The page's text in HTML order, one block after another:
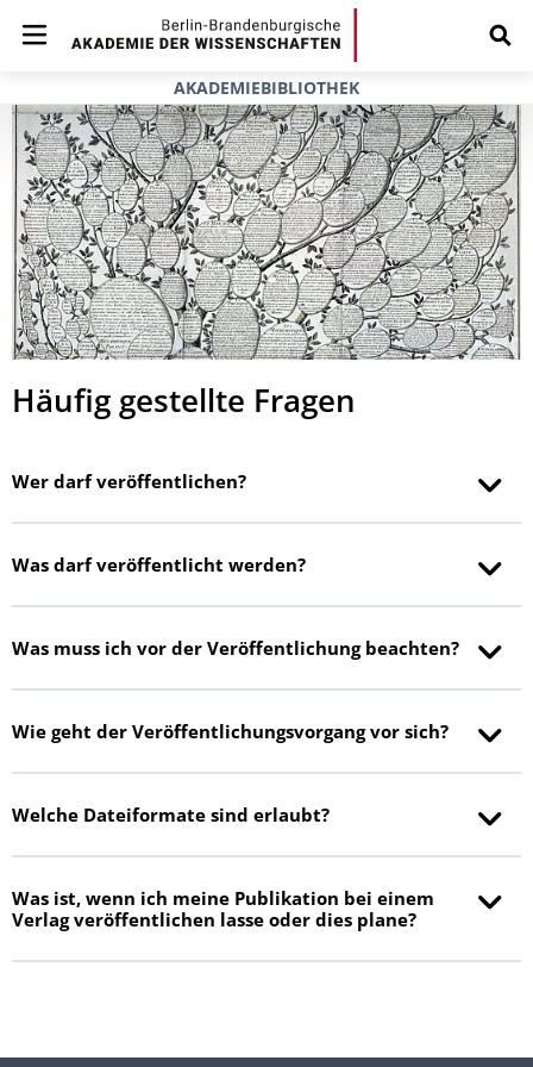
AKADEMIEBIBLIOTHEK
Häufig gestellte Fragen
Wer darf veröffentlichen?
Was darf veröffentlicht werden?
Was muss ich vor der Veröffentlichung beachten?
Wie geht der Veröffentlichungsvorgang vor sich?
Welche Dateiformate sind erlaubt?
Was ist, wenn ich meine Publikation bei einem
Verlag veröffentlichen lasse oder dies plane?